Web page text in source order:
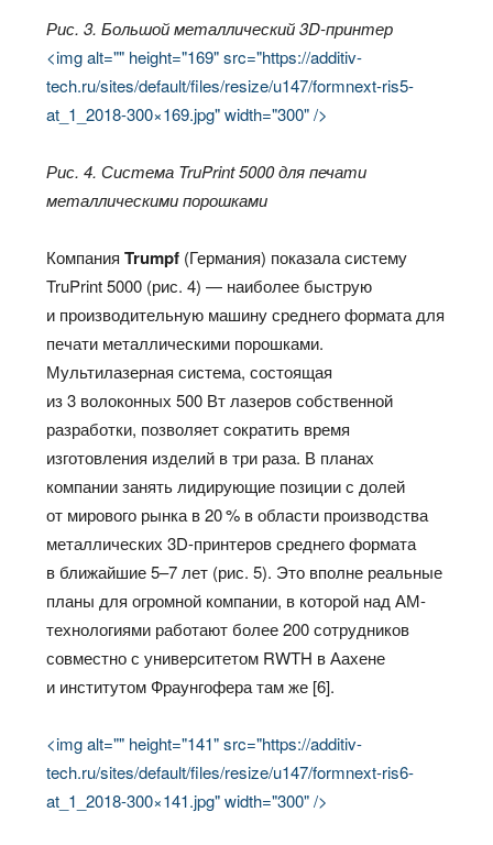
Рис. 3. Большой металлический 3D-принтер
<img alt="" height="169" src="https://additiv-
tech.ru/sites/default/files/resize/u147/formnext-ris5-
at_1_2018-300×169.jpg" width="300" />
Рис. 4. Система TruPrint 5000 для печати
металлическими порошками
Компания Trumpf (Германия) показала систему
TruPrint 5000 (рис. 4) — наиболее быструю
и производительную машину среднего формата для
печати металлическими порошками.
Мультилазерная система, состоящая
из 3 волоконных 500 Вт лазеров собственной
разработки, позволяет сократить время
изготовления изделий в три раза. В планах
компании занять лидирующие позиции с долей
от мирового рынка в 20 % в области производства
металлических 3D-принтеров среднего формата
в ближайшие 5–7 лет (рис. 5). Это вполне реальные
планы для огромной компании, в которой над АМ-
технологиями работают более 200 сотрудников
совместно с университетом RWTH в Аахене
и институтом Фраунгофера там же [6].
<img alt="" height="141" src="https://additiv-
tech.ru/sites/default/files/resize/u147/formnext-ris6-
at_1_2018-300×141.jpg" width="300" />